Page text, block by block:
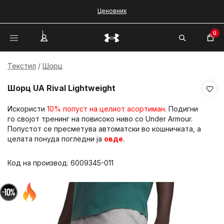
Ценовник
0
Текстил Шорц
Шорц UA Rival Lightweight
Искористи 10% попуст на целиот асортиман. Подигни
го својот тренинг на повисоко ниво со Under Armour.
Попустот се пресметува автоматски во кошничката, а
целата понуда погледни ја овде.
Код на производ: 6009345-011